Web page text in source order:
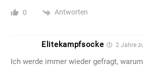
0 Antworten
Elitekampfsocke 2 Jahre
Ich werde immer wieder gefragt,